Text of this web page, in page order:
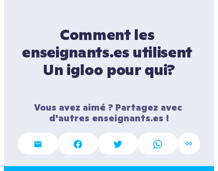
Comment les
enseignants.es utilisent
Un igloo pour qui?
Vous avez aimé ? Partagez avec
d'autres enseignants.es !